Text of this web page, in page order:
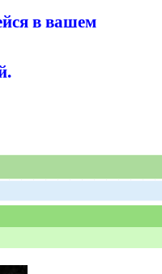
в вашем